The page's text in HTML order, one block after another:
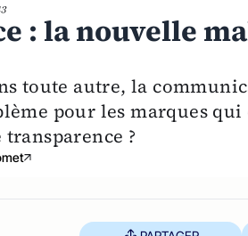
: la nouvelle
toute autre, la
pour les marques qui
?